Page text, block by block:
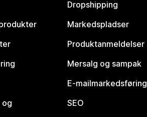
og
Dropshipping
Markedspladser
Produktanmeldelser
Mersalg og sampak
E-mailmarkedsføring
SEO